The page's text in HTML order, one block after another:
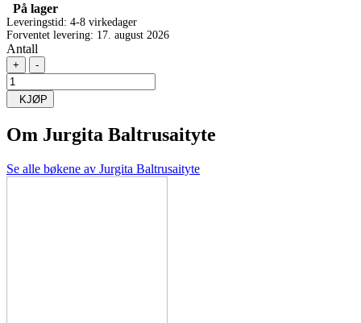
På lager
Leveringstid: 4-8 virkedager
Forventet levering: 17. august 2026
Antall
+ -
KJØP
Om Jurgita Baltrusaityte
Se alle bøkene av Jurgita Baltrusaityte